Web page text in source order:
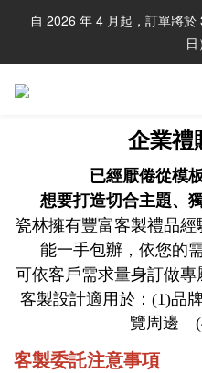
自 2026 年 4 月起，訂單將
日
企業禮
已經厭倦從模
想要打造切合主題、
瓷林擁有豐富客製禮品經
能一手包辦， 依您的
可依客戶需求量身訂做專
客製設計適用於：(1)品
覽周邊
客製委託注意事項